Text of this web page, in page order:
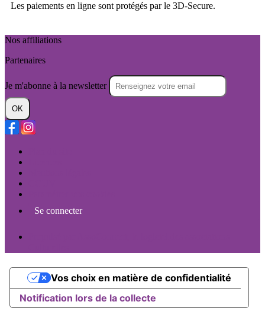
Les paiements en ligne sont protégés par le 3D-Secure.
Nos affiliations
Partenaires
Je m'abonne à la newsletter
OK
Se connecter
Notification lors de la collecte
Vos choix en matière de confidentialité